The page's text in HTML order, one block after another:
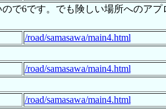
で6です。でも険しい場所へのア
/road/samasawa/main4.html
/road/samasawa/main4.html
/road/samasawa/main4.html